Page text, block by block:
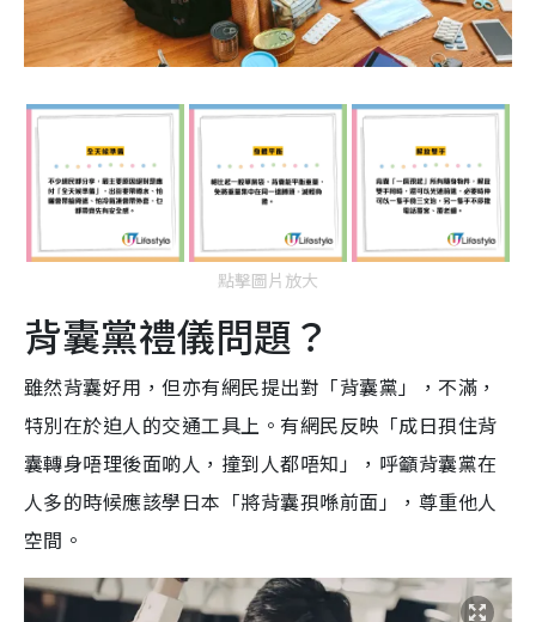
點擊圖片放大
背囊黨禮儀問題？
雖然背囊好用，但亦有網民提出對「背囊黨」，不滿，
特別在於迫人的交通工具上。有網民反映「成日孭住背
囊轉身唔理後面啲人，撞到人都唔知」，呼籲背囊黨在
人多的時候應該學日本「將背囊孭喺前面」，尊重他人
空間。